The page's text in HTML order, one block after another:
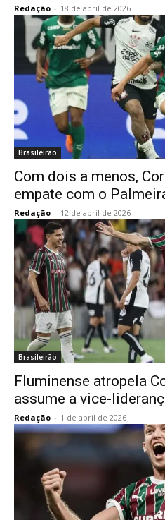
Redação - 18 de abril de 2026
Brasileirão
Com dois a menos,
empate com o
Redação - 12 de abril de 2026
Brasileirão
Fluminense atropela
assume a vice-
Redação - 1 de abril de 2026